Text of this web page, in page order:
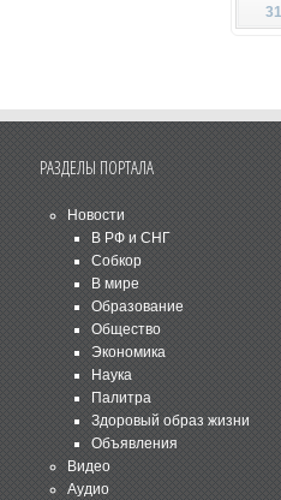
31
РАЗДЕЛЫ ПОРТАЛА
Новости
В РФ и СНГ
Собкор
В мире
Образование
Общество
Экономика
Наука
Палитра
Здоровый образ жизни
Объявления
Видео
Аудио